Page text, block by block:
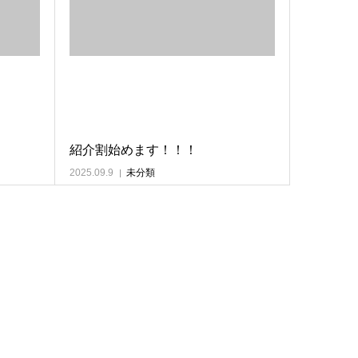
紹介割始めます！！！
2025.09.9 未分類